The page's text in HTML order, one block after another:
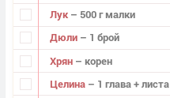
Лук – 500 г малки
Дюли – 1 брой
Хрян – корен
Целина – 1 глава + листа